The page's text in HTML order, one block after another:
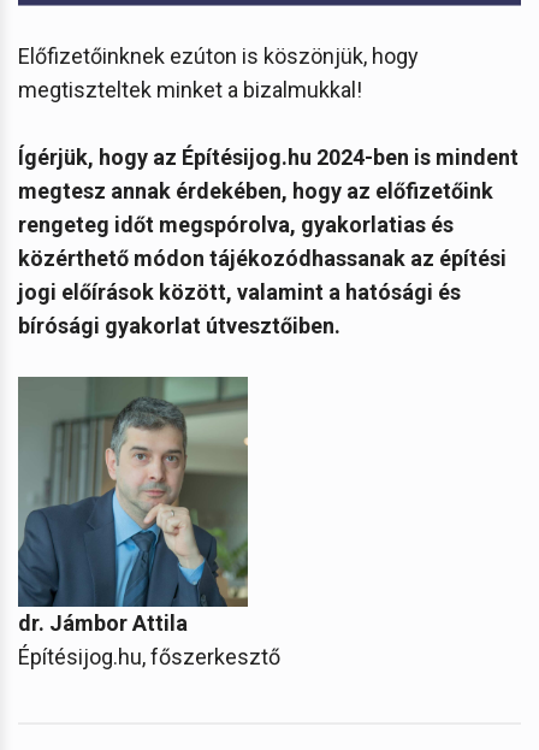
Előfizetőinknek ezúton is köszönjük, hogy
megtiszteltek minket a bizalmukkal!
Ígérjük, hogy az Építésijog.hu 2024-ben is mindent
megtesz annak érdekében, hogy az előfizetőink
rengeteg időt megspórolva, gyakorlatias és
közérthető módon tájékozódhassanak az építési
jogi előírások között, valamint a hatósági és
bírósági gyakorlat útvesztőiben.
dr. Jámbor Attila
Építésijog.hu, főszerkesztő